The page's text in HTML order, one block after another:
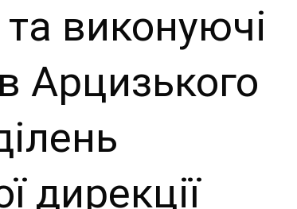
виконуючі
Арцизького
дирекції